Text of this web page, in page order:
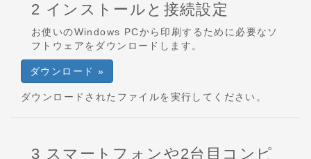
2 インストールと接続設定
お使いのWindows PCから印刷するために必要なソ
フトウェアをダウンロードします。
ダウンロード »
ダウンロードされたファイルを実行してください。
3 スマートフォンや2台目コンピ